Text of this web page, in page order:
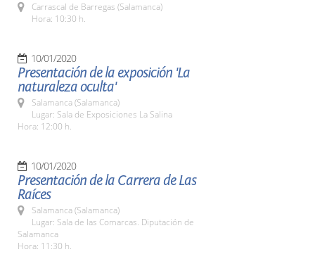
Carrascal de Barregas (Salamanca)
Hora: 10:30 h.
10/01/2020
Presentación de la exposición 'La
naturaleza oculta'
Salamanca (Salamanca)
Lugar: Sala de Exposiciones La Salina
Hora: 12:00 h.
10/01/2020
Presentación de la Carrera de Las
Raíces
Salamanca (Salamanca)
Lugar: Sala de las Comarcas. Diputación de
Salamanca
Hora: 11:30 h.